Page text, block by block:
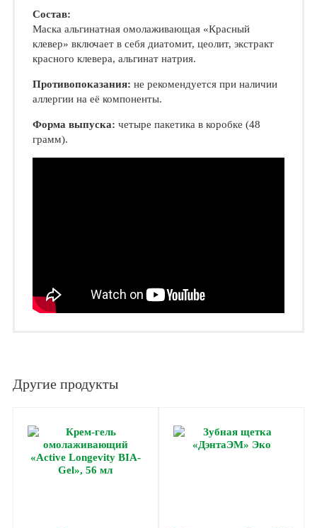
Состав:
Маска альгинатная омолаживающая «Красный
клевер» включает в себя диатомит, цеолит, экстракт
красного клевера, альгинат натрия.
Противопоказания: не рекомендуется при наличии
аллергии на её компоненты.
Форма выпуска: четыре пакетика в коробке (48
грамм).
Другие продукты